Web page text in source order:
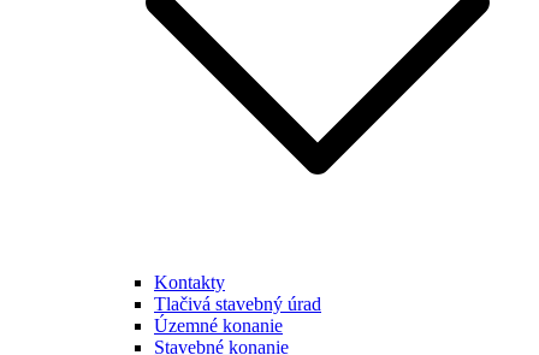
Kontakty
Tlačivá stavebný úrad
Územné konanie
Stavebné konanie